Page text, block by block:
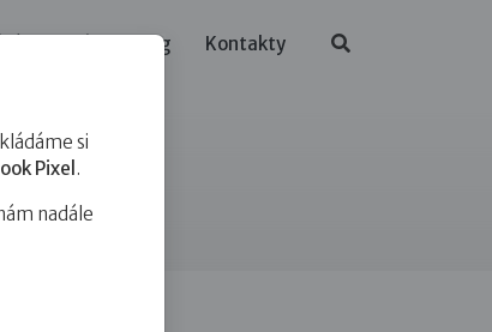
Blog Kontakty
si
Pixel .
nadále